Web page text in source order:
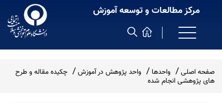
مرکز مطالعات و توسعه آموزش
صفحه اصلی واحدها واحد پژوهش در آموزش
چکیده مقاله و طرح
های پژوهشی انجام شده